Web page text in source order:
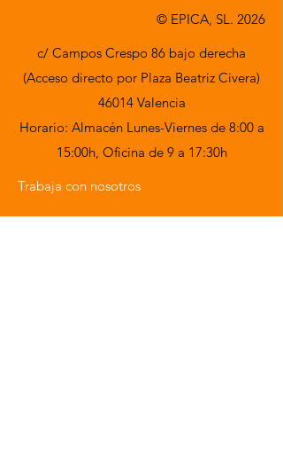
© EPICA, SL. 2026
c/ Campos Crespo 86 bajo derecha
(Acceso directo por Plaza Beatriz Civera)
46014 Valencia
Horario: Almacén Lunes-Viernes de 8:00 a
15:00h, Oficina de 9 a 17:30h
Trabaja con nosotros